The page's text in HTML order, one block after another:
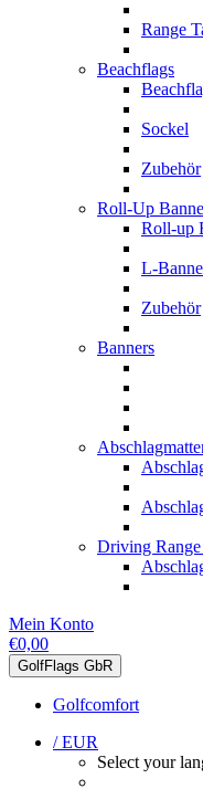
Range
Beachflags
Sockel
Zubehör
Roll-Up
Roll-up
L-
Zubehör
Banners
Driving
Mein Konto
€0,00
GolfFlags GbR
Golfcomfort
/ EUR
Select your